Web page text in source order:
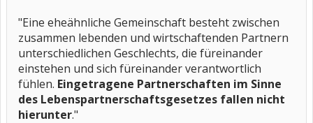
"Eine eheähnliche Gemeinschaft besteht zwischen
zusammen lebenden und wirtschaftenden Partnern
unterschiedlichen Geschlechts, die füreinander
einstehen und sich füreinander verantwortlich
fühlen. Eingetragene Partnerschaften im Sinne
des Lebenspartnerschaftsgesetzes fallen nicht
hierunter."